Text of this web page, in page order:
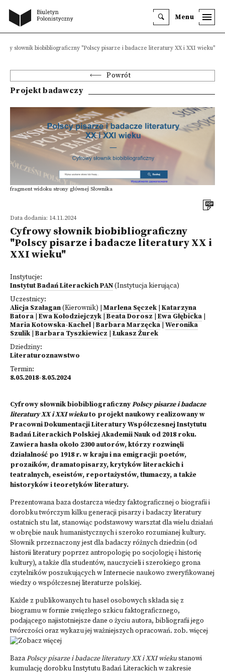
Menu
słownik biobibliograficzny "Polscy pisarze i badacze literatury XX i XXI wieku"
Powrót
Projekt badawczy
fragment widoku strony głównej Słownika
Data dodania: 14.11.2024
Cyfrowy słownik biobibliograficzny
"Polscy pisarze i badacze literatury XX i
XXI wieku"
Instytucje:
Instytut Badań Literackich PAN(Instytucja kierująca)
Uczestnicy:
Alicja Szałagan(Kierownik) |Marlena Sęczek Katarzyna
Batora Ewa Kołodziejczyk Beata Dorosz Ewa Głębicka
Maria Kotowska-Kachel Barbara Marzęcka Weronika
Szulik Barbara Tyszkiewicz
Łukasz Żurek
Dziedziny:
Literaturoznawstwo
Termin:
8.05.2018-8.05.2024
Cyfrowy słownik biobibliograficznyPolscy pisarze i badacze
literatury XX i XXI wiekuto projekt naukowy realizowany w
Pracowni Dokumentacji Literatury Współczesnej Instytutu
Badań Literackich Polskiej Akademii Nauk od 2018 roku.
Zawiera hasła około 2300 autorów, którzy rozwinęli
działalność po 1918 r. w kraju i na emigracji: poetów,
prozaików, dramatopisarzy, krytyków literackich i
teatralnych, eseistów, reportażystów, tłumaczy, a także
historyków i teoretyków literatury.
Prezentowana baza dostarcza wiedzy faktograficznej o biografii i
dorobku twórczym kilku generacji pisarzy i badaczy literatury
ostatnich stu lat, stanowiąc podstawowy warsztat dla wielu działań
w obrębie nauk humanistycznych i szeroko rozumianej kultury.
Słownik przeznaczony jest dla badaczy różnych dziedzin (od
historii literatury poprzez antropologię po socjologię i historię
kultury), a także dla studentów, nauczycieli i szerokiego grona
czytelników poszukujących w Internecie naukowo zweryfikowanej
wiedzy o współczesnej literaturze polskiej.
Każde z publikowanych tu haseł osobowych składa się z
biogramu w formie zwięzłego szkicu faktograficznego,
podającego najistotniejsze dane o życiu autora, bibliografii jego
twórczości oraz wykazu jej ważniejszych opracowań. zob. więcej
BazaPolscy pisarze i badacze literatury XX i XXI wiekustanowi
kumulację dorobku Instytutu Badań Literackich w zakresie